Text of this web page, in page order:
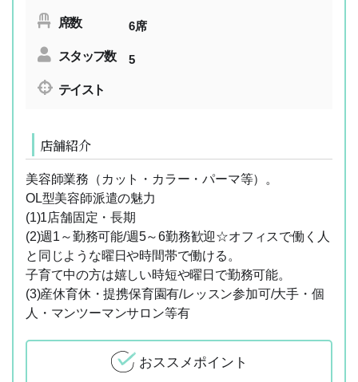
席数 6席
スタッフ数 5
テイスト
店舗紹介
美容師業務（カット・カラー・パーマ等）。
OL型美容師派遣の魅力
(1)1店舗固定・長期
(2)週1～勤務可能/週5～6勤務歓迎☆オフィスで働く人
と同じような曜日や時間帯で働ける。
子育て中の方は嬉しい時短や曜日で勤務可能。
(3)産休育休・提携保育園有/レッスン参加可/大手・個
人・マンツーマンサロン等有
おススメポイント